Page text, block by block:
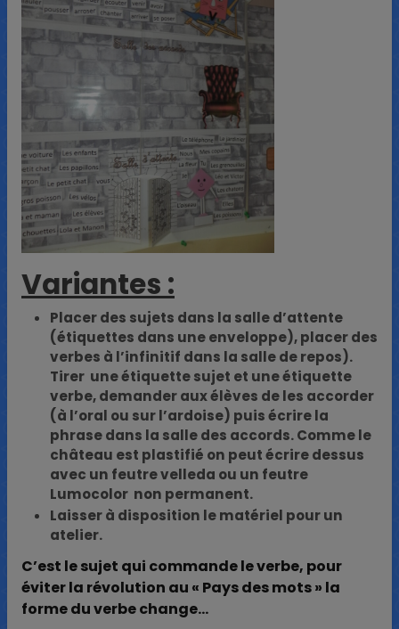
Variantes :
Placer des sujets dans la salle d’attente
(étiquettes dans une enveloppe), placer des
verbes à l’infinitif dans la salle de repos).
Tirer une étiquette sujet et une étiquette
verbe, demander aux élèves de les accorder
(à l’oral ou sur l’ardoise) puis écrire la
phrase dans la salle des accords. Comme le
château est plastifié on peut écrire dessus
avec un feutre velleda ou un feutre
Lumocolor non permanent.
Laisser à disposition le matériel pour un
atelier.
C’est le sujet qui commande le verbe, pour
éviter la révolution au « Pays des mots » la
forme du verbe change…